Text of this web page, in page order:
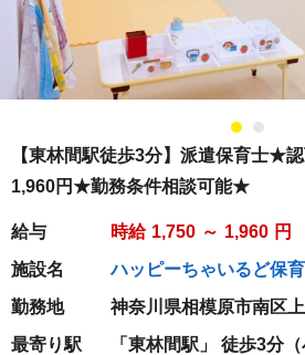
【東林間駅徒歩3分】派遣保育士★
1,960円★勤務条件相談可能★
給与 時給 1,750 ～ 1,960 円
施設名
ハッピーちゃいるど保
勤務地
神奈川県相模原市南区
最寄り駅
「東林間駅」 徒歩3分